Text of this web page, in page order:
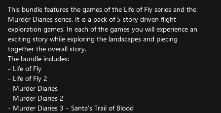
This bundle features the games of the Life of Fly series and the
Murder Diaries series. It is a pack of 5 story driven flight
exploration games. In each of the games you will experience an
exciting story while exploring the landscapes and piecing
together the overall story.
The bundle includes:
- Life of Fly
- Life of Fly 2
- Murder Diaries
- Murder Diaries 2
- Murder Diaries 3 – Santa’s Trail of Blood